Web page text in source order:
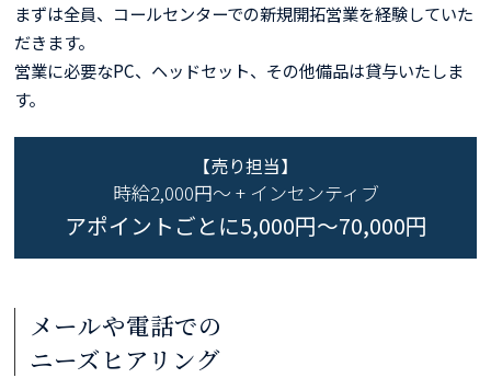
まずは全員、コールセンターでの新規開拓営業を経験していた
だきます。
営業に必要なPC、ヘッドセット、その他備品は貸与いたしま
す。
【売り担当】
時給2,000円〜 + インセンティブ
アポイントごとに5,000円～70,000円
メールや電話での
ニーズヒアリング